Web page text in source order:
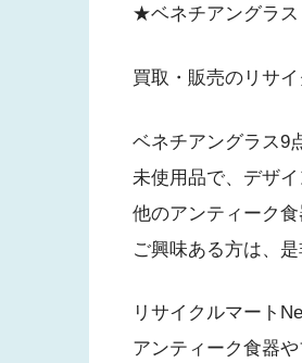
★ベネチアングラ
買取・販売のリサイ
ベネチアングラス9
未使用品で、デザ
他のアンティーク
ご興味ある方は、
リサイクルマート
アンティーク食器